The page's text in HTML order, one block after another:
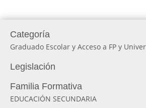
Categoría
Graduado Escolar y Acceso a FP y
Legislación
Familia Formativa
EDUCACIÓN SECUNDARIA